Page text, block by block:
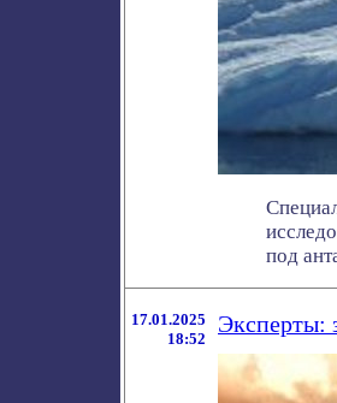
под
17.01.2025
18:52
Эксперты: